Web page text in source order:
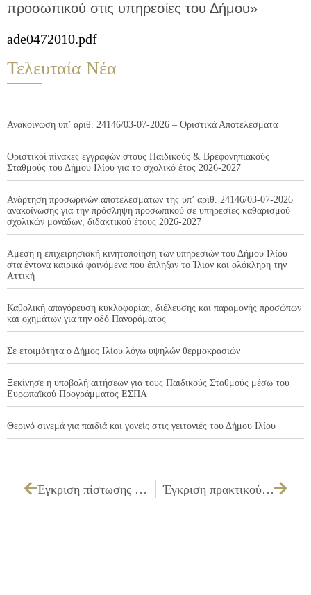
προσωπικού στις υπηρεσίες του Δήμου»
ade0472010.pdf
Τελευταία Νέα
Ανακοίνωση υπ’ αριθ. 24146/03-07-2026 – Οριστικά Αποτελέσματα
Οριστικοί πίνακες εγγραφών στους Παιδικούς & Βρεφονηπιακούς
Σταθμούς του Δήμου Ιλίου για το σχολικό έτος 2026-2027
Ανάρτηση προσωρινών αποτελεσμάτων της υπ’ αριθ. 24146/03-07-2026
ανακοίνωσης για την πρόσληψη προσωπικού σε υπηρεσίες καθαρισμού
σχολικών μονάδων, διδακτικού έτους 2026-2027
Άμεση η επιχειρησιακή κινητοποίηση των υπηρεσιών του Δήμου Ιλίου
στα έντονα καιρικά φαινόμενα που έπληξαν το Ίλιον και ολόκληρη την
Αττική
Καθολική απαγόρευση κυκλοφορίας, διέλευσης και παραμονής προσώπων
και οχημάτων για την οδό Πανοράματος
Σε ετοιμότητα ο Δήμος Ιλίου λόγω υψηλών θερμοκρασιών
Ξεκίνησε η υποβολή αιτήσεων για τους Παιδικούς Σταθμούς μέσω του
Ευρωπαϊκού Προγράμματος ΕΣΠΑ
Θερινό σινεμά για παιδιά και γονείς στις γειτονιές του Δήμου Ιλίου
Έγκριση πίστωσης που αφορά την «Εργασία για την διανομή εντύπων» Έγκριση πρακτικού δημοπρασίας της επιτροπής διενέργειας του διαγωνισμού για την «Προμήθεια ειδών ατομικής προστασίας εργαζομένων περιόδου 2009»